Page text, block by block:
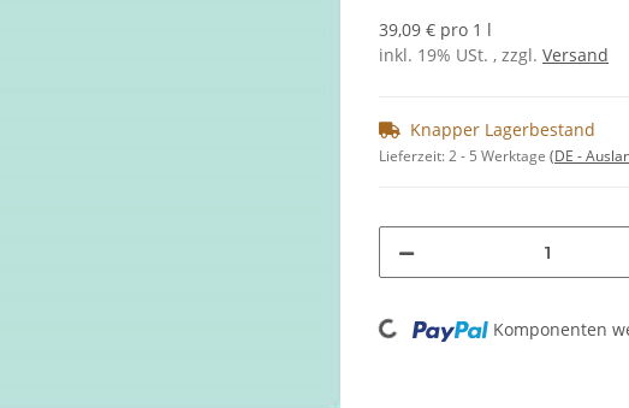
39,09 € pro 1 l
inkl. 19% USt. , zzgl. Versand
Knapper Lagerbestand
Lieferzeit:2 - 5 Werktage (DE -
Loading... Komponenten